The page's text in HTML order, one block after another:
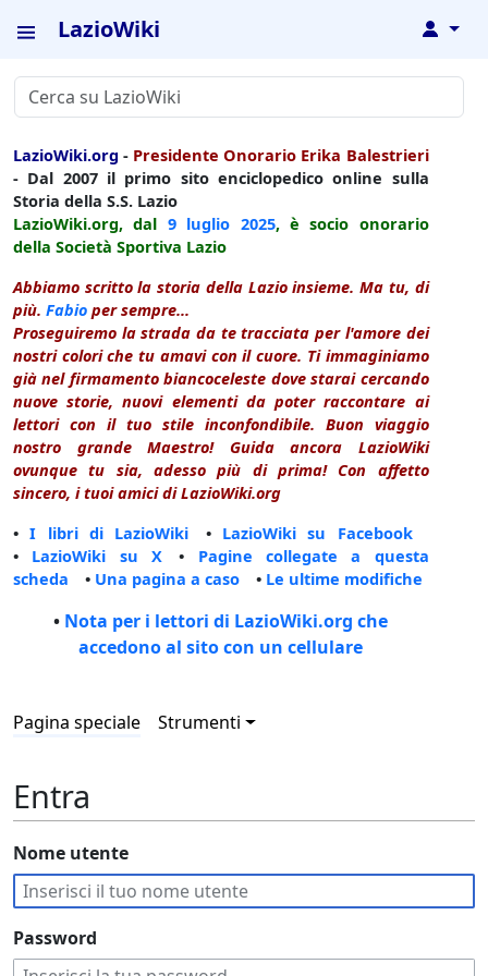
LazioWiki ↓
LazioWiki.org - Presidente Onorario Erika Balestrieri
- Dal 2007 il primo sito enciclopedico online sulla
Storia della S.S. Lazio
LazioWiki.org, dal 9 luglio 2025, è socio onorario
della Società Sportiva Lazio
Abbiamo scritto la storia della Lazio insieme. Ma tu, di
più. Fabio per sempre...
Proseguiremo la strada da te tracciata per l'amore dei
nostri colori che tu amavi con il cuore. Ti immaginiamo
già nel firmamento biancoceleste dove starai cercando
nuove storie, nuovi elementi da poter raccontare ai
lettori con il tuo stile inconfondibile. Buon viaggio
nostro grande Maestro! Guida ancora LazioWiki
ovunque tu sia, adesso più di prima! Con affetto
sincero, i tuoi amici di LazioWiki.org
•I libri di LazioWiki • LazioWiki su Facebook
• LazioWiki su X • Pagine collegate a questa
scheda • Una pagina a caso • Le ultime modifiche
• Nota per i lettori di LazioWiki.org che
accedono al sito con un cellulare
Pagina speciale Strumenti
Entra
Nome utente
Password